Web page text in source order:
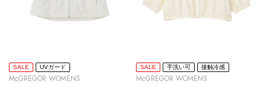
SALE UVガード
McGREGOR WOMENS
SALE 手洗い可 接触冷感
McGREGOR WOMENS